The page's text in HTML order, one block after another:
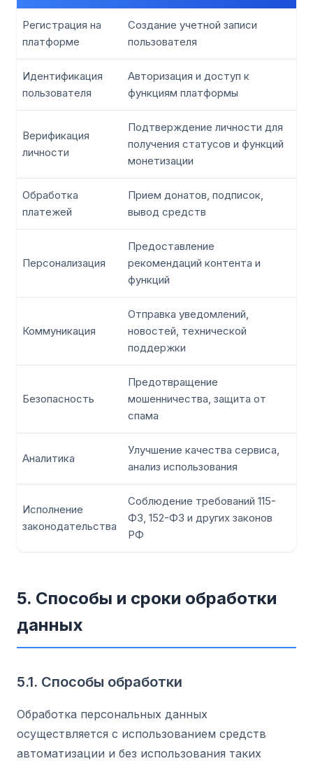
Регистрация на
платформе
Создание учетной записи
пользователя
Идентификация
пользователя
Авторизация и доступ к
функциям платформы
Верификация
личности
Подтверждение личности для
получения статусов и функций
монетизации
Обработка
платежей
Прием донатов, подписок,
вывод средств
Персонализация
Предоставление
рекомендаций контента и
функций
Коммуникация
Отправка уведомлений,
новостей, технической
поддержки
Безопасность
Предотвращение
мошенничества, защита от
спама
Аналитика
Улучшение качества сервиса,
анализ использования
Исполнение
законодательства
Соблюдение требований 115-
ФЗ, 152-ФЗ и других законов
РФ
5. Способы и сроки обработки
данных
5.1. Способы обработки
Обработка персональных данных
осуществляется с использованием средств
автоматизации и без использования таких